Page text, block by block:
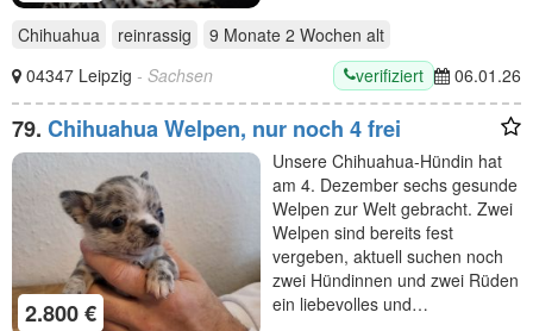
Chihuahua reinrassig 9 Monate 2 Wochen alt
04347 Leipzig - Sachsen verifiziert 06.01.26
79. Chihuahua Welpen, nur noch 4 frei
2.800 €
Unsere Chihuahua-Hündin hat
am 4. Dezember sechs gesunde
Welpen zur Welt gebracht. Zwei
Welpen sind bereits fest
vergeben, aktuell suchen noch
zwei Hündinnen und zwei Rüden
ein liebevolles und…